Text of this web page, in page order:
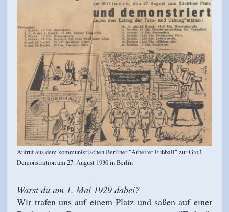
Aufruf aus dem kommunistischen Berliner "Arbeiter-Fußball" zur Groß-
Demonstration am 27. August 1930 in Berlin
Warst du am 1. Mai 1929 dabei?
Wir trafen uns auf einem Platz und saßen auf einer